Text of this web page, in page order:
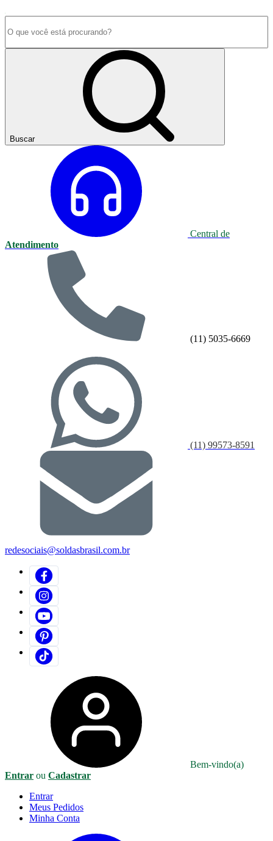
Buscar
Central de
Atendimento
(11) 5035-6669
(11) 99573-8591
redesociais@soldasbrasil.com.br
Bem-vindo(a)
Entrar ou Cadastrar
Entrar
Meus Pedidos
Minha Conta